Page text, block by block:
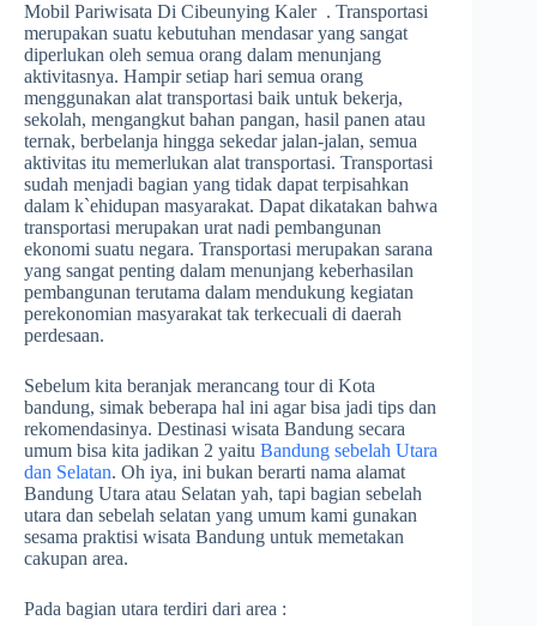
Mobil Pariwisata Di Cibeunying Kaler . Transportasi
merupakan suatu kebutuhan mendasar yang sangat
diperlukan oleh semua orang dalam menunjang
aktivitasnya. Hampir setiap hari semua orang
menggunakan alat transportasi baik untuk bekerja,
sekolah, mengangkut bahan pangan, hasil panen atau
ternak, berbelanja hingga sekedar jalan-jalan, semua
aktivitas itu memerlukan alat transportasi. Transportasi
sudah menjadi bagian yang tidak dapat terpisahkan
dalam k`ehidupan masyarakat. Dapat dikatakan bahwa
transportasi merupakan urat nadi pembangunan
ekonomi suatu negara. Transportasi merupakan sarana
yang sangat penting dalam menunjang keberhasilan
pembangunan terutama dalam mendukung kegiatan
perekonomian masyarakat tak terkecuali di daerah
perdesaan.
Sebelum kita beranjak merancang tour di Kota
bandung, simak beberapa hal ini agar bisa jadi tips dan
rekomendasinya. Destinasi wisata Bandung secara
umum bisa kita jadikan 2 yaitu Bandung sebelah Utara
dan Selatan. Oh iya, ini bukan berarti nama alamat
Bandung Utara atau Selatan yah, tapi bagian sebelah
utara dan sebelah selatan yang umum kami gunakan
sesama praktisi wisata Bandung untuk memetakan
cakupan area.
Pada bagian utara terdiri dari area :